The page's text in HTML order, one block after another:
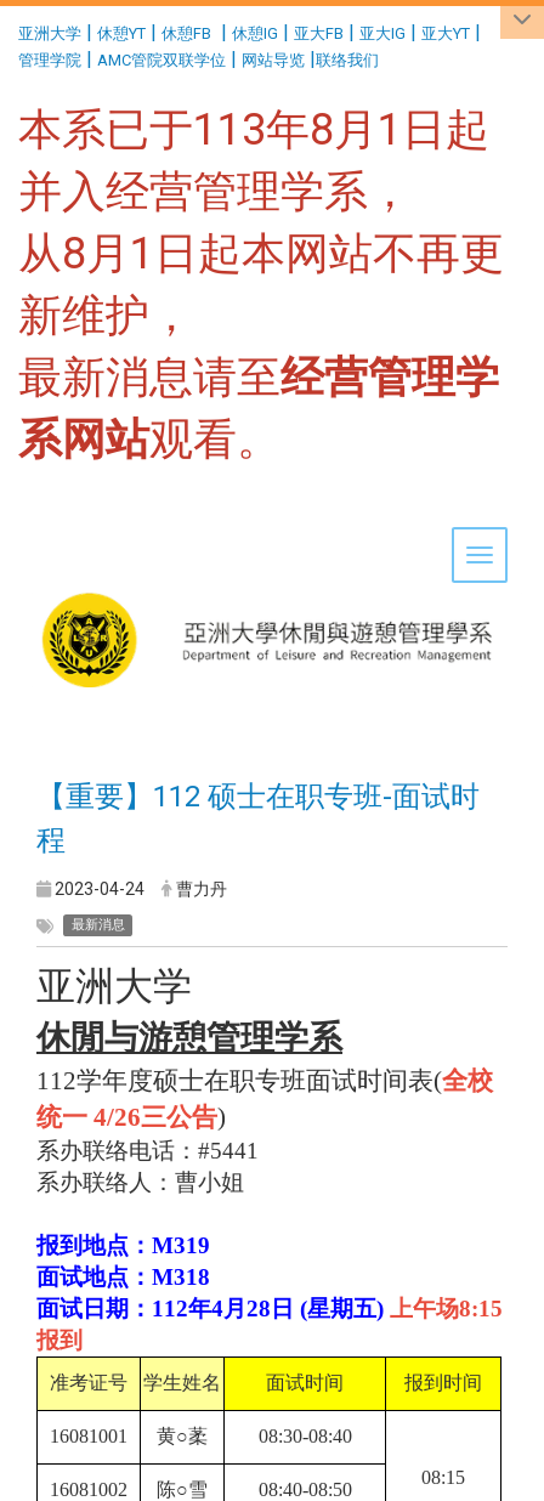
亚洲大学 | 休憩YT | 休憩FB | 休憩IG | 亚大FB | 亚大IG | 亚大YT |
管理学院 | AMC管院双联学位 | 网站导览 |联络我们
本系已于113年8月1日起
并入经营管理学系，
从8月1日起本网站不再更
新维护，
最新消息请至经营管理学
系网站观看。
Toggle
【重要】112 硕士在职专班-面试时
程
2023-04-24 曹力丹
最新消息
亚洲大学
休閒与游憩管理学系
112学年度硕士在职专班面试时间表(全校
统一 4/26三公告)
系办联络电话：#5441
系办联络人：曹小姐
报到地点：M319
面试地点：M318
面试日期：112年4月28日 (星期五)
上午场8:15
报到
准考证号 学生姓名 面试时间 报到时间
16081001 黄○葇
08:30-08:40
08:15
16081002 陈○雪
08:40-08:50